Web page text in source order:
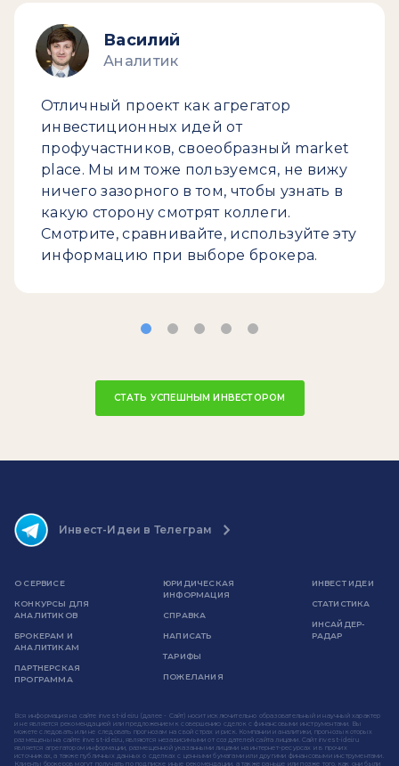
Василий
Аналитик
Отличный проект как агрегатор
инвестиционных идей от
профучастников, своеобразный market
place. Мы им тоже пользуемся, не вижу
ничего зазорного в том, чтобы узнать в
какую сторону смотрят коллеги.
Смотрите, сравнивайте, используйте эту
информацию при выборе брокера.
СТАТЬ УСПЕШНЫМ ИНВЕСТОРОМ
Инвест-Идеи в Телеграм
О СЕРВИСЕ
КОНКУРСЫ ДЛЯ
АНАЛИТИКОВ
БРОКЕРАМ И
АНАЛИТИКАМ
ПАРТНЕРСКАЯ
ПРОГРАММА
ЮРИДИЧЕСКАЯ
ИНФОРМАЦИЯ
СПРАВКА
НАПИСАТЬ
ТАРИФЫ
ПОЖЕЛАНИЯ
ИНВЕСТ ИДЕИ
СТАТИСТИКА
ИНСАЙДЕР-
РАДАР
Вся информация на сайте invest-idei.ru (далее - Сайт) носит исключительно образовательный и научный характер
и не является рекомендацией или предложением к совершению сделок с финансовыми инструментами. Вы
можете следовать или не следовать прогнозам на свой страх и риск. Компании и аналитики, прогнозы которых
размещены на сайте invest-idei.ru, являются независимыми от создателей сайта лицами. Сайт invest-idei.ru
является агрегатором информации, размещенной указанными лицами на интернет-ресурсах и в прочих
источниках, а также публичных данных о сделках с ценными бумагами или другими финансовыми инструментами.
Клиенты брокеров могут получать по подписке иные рекомендации, а также раньше или позже того, как они были